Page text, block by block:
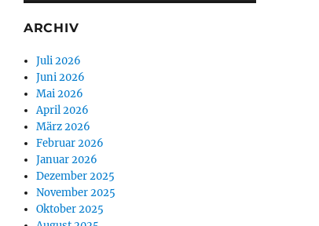
ARCHIV
Juli 2026
Juni 2026
Mai 2026
April 2026
März 2026
Februar 2026
Januar 2026
Dezember 2025
November 2025
Oktober 2025